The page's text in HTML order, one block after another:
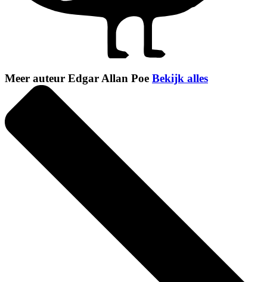
Meer auteur Edgar Allan Poe Bekijk alles